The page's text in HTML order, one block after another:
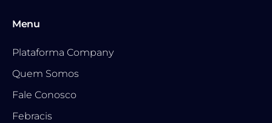
Menu
Plataforma Company
Quem Somos
Fale Conosco
Febracis